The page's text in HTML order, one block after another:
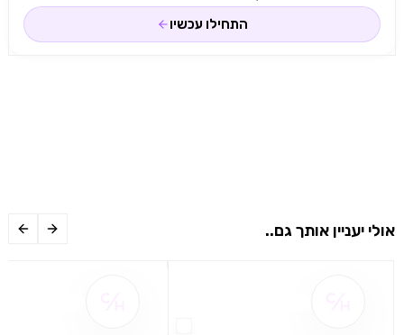
AV יציאת אודיו SPDIF אופטי אתרנט LAN כרטיס רשת
Digital אקוולייזר Band רמקולים מובנים הספק רמקולים
התחילו עכשיו
אולי יעניין אותך גם..